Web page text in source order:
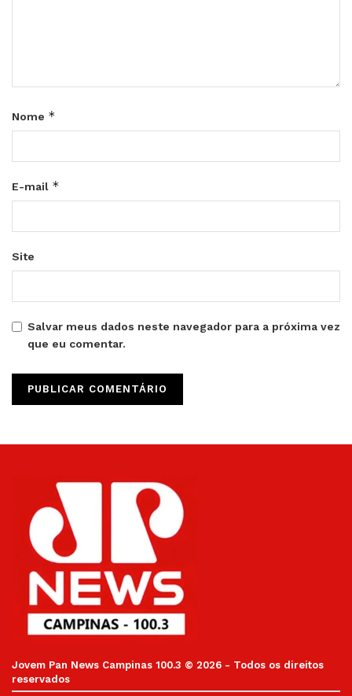
Nome *
E-mail *
Site
Salvar meus dados neste navegador para a próxima vez
que eu comentar.
Jovem Pan News Campinas 100.3 © 2026 - Todos os direitos
reservados